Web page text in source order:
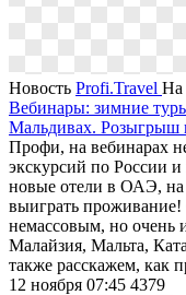
Новость Profi.Travel На
Вебинары: зимние
Мальдивах. Розыгрыш
Профи, на вебинарах
экскурсий по России
новые отели в ОАЭ,
выиграть
немассовым, но очень
Малайзия, Мальта,
также расскажем, как
12 ноября 07:45 4379